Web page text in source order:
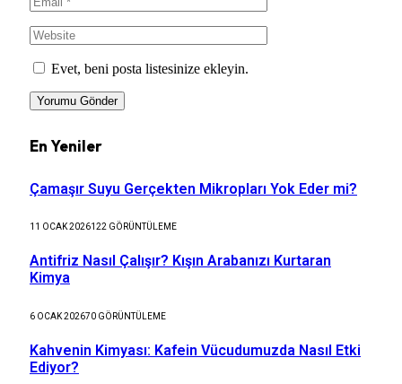
Evet, beni posta listesinize ekleyin.
En Yeniler
Çamaşır Suyu Gerçekten Mikropları Yok Eder mi?
11 OCAK 2026122 GÖRÜNTÜLEME
Antifriz Nasıl Çalışır? Kışın Arabanızı Kurtaran
Kimya
6 OCAK 202670 GÖRÜNTÜLEME
Kahvenin Kimyası: Kafein Vücudumuzda Nasıl Etki
Ediyor?